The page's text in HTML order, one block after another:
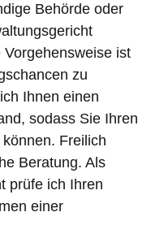
Behörde oder
ist
zu
Ihnen einen
sodass Sie Ihren
Freilich
Beratung. Als
prüfe ich Ihren
einer